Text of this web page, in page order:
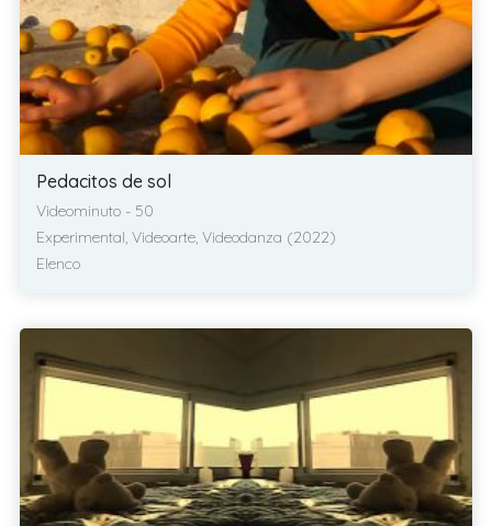
Pedacitos de sol
Videominuto - 50
Experimental, Videoarte, Videodanza (2022)
Elenco